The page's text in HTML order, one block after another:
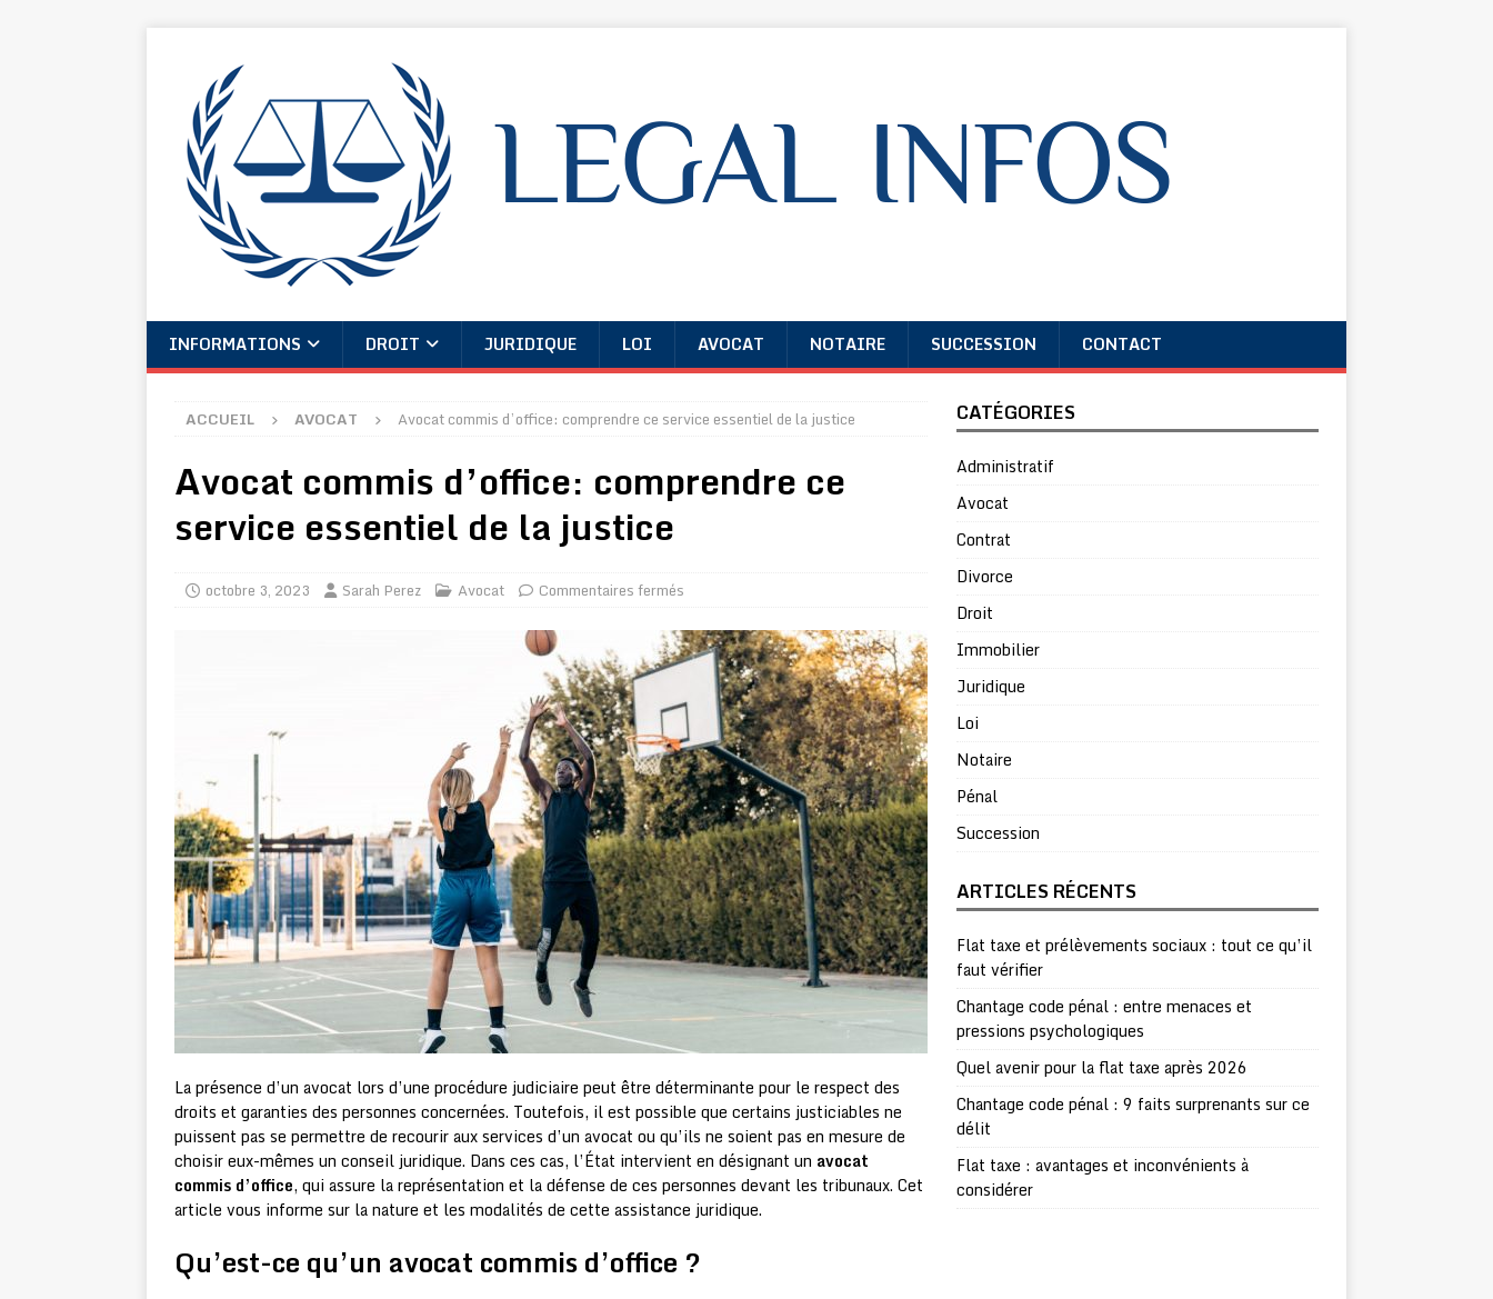
INFORMATIONS DROIT JURIDIQUE LOI AVOCAT NOTAIRE SUCCESSION CONTACT
ACCUEIL AVOCAT Avocat commis d’office: comprendre ce service essentiel de la justice
Avocat commis d’office: comprendre ce
service essentiel de la justice
octobre 3, 2023 Sarah Perez Avocat Commentaires fermés
La présence d’un avocat lors d’une procédure judiciaire peut être déterminante pour le respect des
droits et garanties des personnes concernées. Toutefois, il est possible que certains justiciables ne
puissent pas se permettre de recourir aux services d’un avocat ou qu’ils ne soient pas en mesure de
choisir eux-mêmes un conseil juridique. Dans ces cas, l’État intervient en désignant un avocat
commis d’office, qui assure la représentation et la défense de ces personnes devant les tribunaux. Cet
article vous informe sur la nature et les modalités de cette assistance juridique.
Qu’est-ce qu’un avocat commis d’office ?
CATÉGORIES
Administratif
Avocat
Contrat
Divorce
Droit
Immobilier
Juridique
Loi
Notaire
Pénal
Succession
ARTICLES RÉCENTS
Flat taxe et prélèvements sociaux : tout ce qu’il
faut vérifier
Chantage code pénal : entre menaces et
pressions psychologiques
Quel avenir pour la flat taxe après 2026
Chantage code pénal : 9 faits surprenants sur ce
délit
Flat taxe : avantages et inconvénients à
considérer